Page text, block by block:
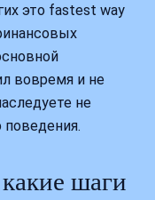
это fastest way
вовремя и не
не
шаги